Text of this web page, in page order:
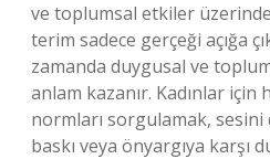
ve toplumsal etkiler
terim sadece gerçeği açığa
zamanda duygusal ve
anlam kazanır. Kadınlar için
normları sorgulamak,
baskı veya önyargıya karşı